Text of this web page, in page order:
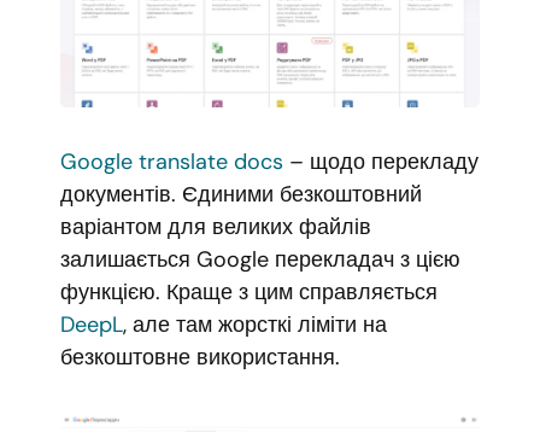
Google translate docs – щодо перекладу
документів. Єдиними безкоштовний
варіантом для великих файлів
залишається Google перекладач з цією
функцією. Краще з цим справляється
DeepL, але там жорсткі ліміти на
безкоштовне використання.